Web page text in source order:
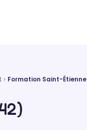
Formation Saint-Étienne